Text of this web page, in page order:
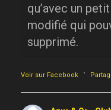
qu’avec un
modifié qui
supprimé.
Voir sur Facebook ·